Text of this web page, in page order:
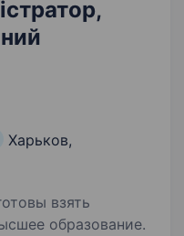
Харьков,
взять
образование.